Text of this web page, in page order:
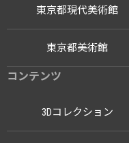
東京都現代美術館
東京都美術館
コンテンツ
3Dコレクション